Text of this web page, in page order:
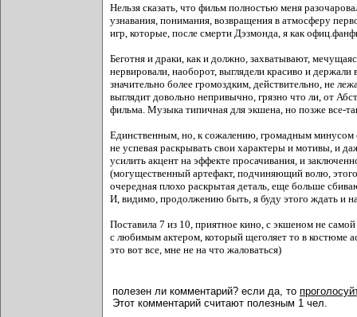
Нельзя сказать, что фильм полностью меня
узнавания, понимания, возвращения в атмосферу
игр, которые, после смерти Дэзмонда, я как
Беготня и драки, как и должно, захватывают,
нервировали, наоборот, выглядели красиво и
значительно более громоздким, действительно, не
выглядит довольно непривычно, грязно что ли, от
фильма. Музыка типичная для экшена, но позже все-
Единственным, но, к сожалению, громадным минусом
не успевая раскрывать свои характеры и мотивы, и
усилить акцент на эффекте просачивания, и
(могущественный артефакт, подчиняющий волю,
очередная плохо раскрытая деталь, еще больше
И, видимо, продолжению быть, я буду этого ждать и
Поставила 7 из 10, приятное кино, с экшеном не
с любимым актером, который щеголяет то в костюме
это вот все, мне не на что жаловаться)
полезен ли комментарий? если да, то
Этот комментарий считают полезным 1 чел.